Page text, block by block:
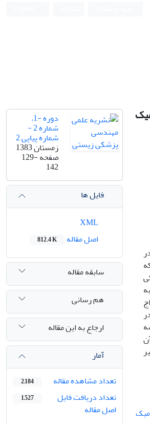
به
در
دوره -1،
شماره 2 -
شماره پیاپی 2
زمستان 1383
صفحه129-
142
فایل ها
اصل مقاله
812.4 K
سابقه مقاله
هم رسانی
ارجاع به این مقاله
آمار
تعداد مشاهده مقاله
2,184
تعداد دریافت فایل
اصل مقاله
1,527